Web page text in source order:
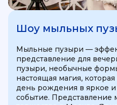
Шоу мыльных
Мыльные пузыри —
представление для
пузыри, необычные
настоящая магия,
день рождения в яркое
событие. Представление